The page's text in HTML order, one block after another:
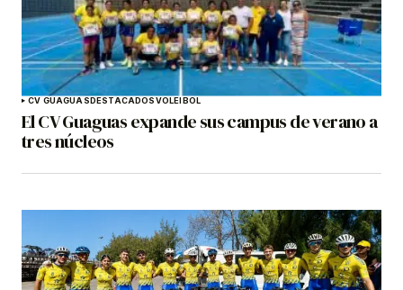
CV GUAGUASDESTACADOSVOLEIBOL
El CV Guaguas expande sus campus de verano a
tres núcleos